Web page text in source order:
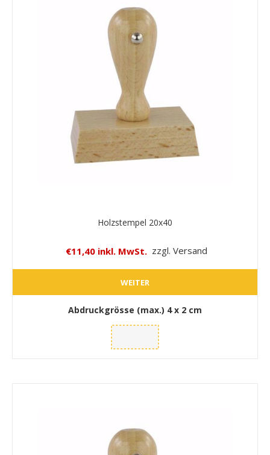
Holzstempel 20x40
€11,40 inkl. MwSt. zzgl. Versand
WEITER
Abdruckgrösse (max.) 4 x 2 cm